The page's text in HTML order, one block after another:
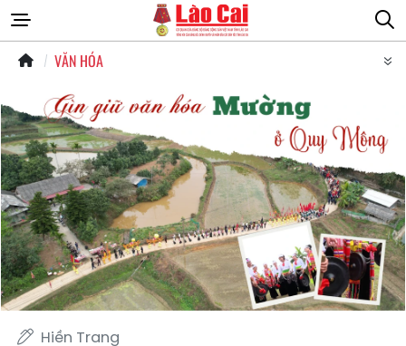
VĂN HÓA
Hiền Trang